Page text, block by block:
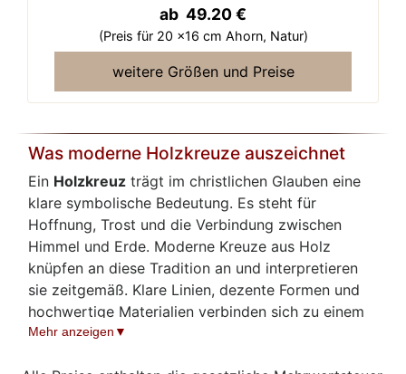
ab 49.20 €
(Preis für 20 x16 cm Ahorn, Natur)
weitere Größen und Preise
Was moderne Holzkreuze auszeichnet
Ein Holzkreuz trägt im christlichen Glauben eine
klare symbolische Bedeutung. Es steht für
Hoffnung, Trost und die Verbindung zwischen
Himmel und Erde. Moderne Kreuze aus Holz
knüpfen an diese Tradition an und interpretieren
sie zeitgemäß. Klare Linien, dezente Formen und
hochwertige Materialien verbinden sich zu einem
Glaubenssymbol, das sich auch in einer modernen
Mehr anzeigen